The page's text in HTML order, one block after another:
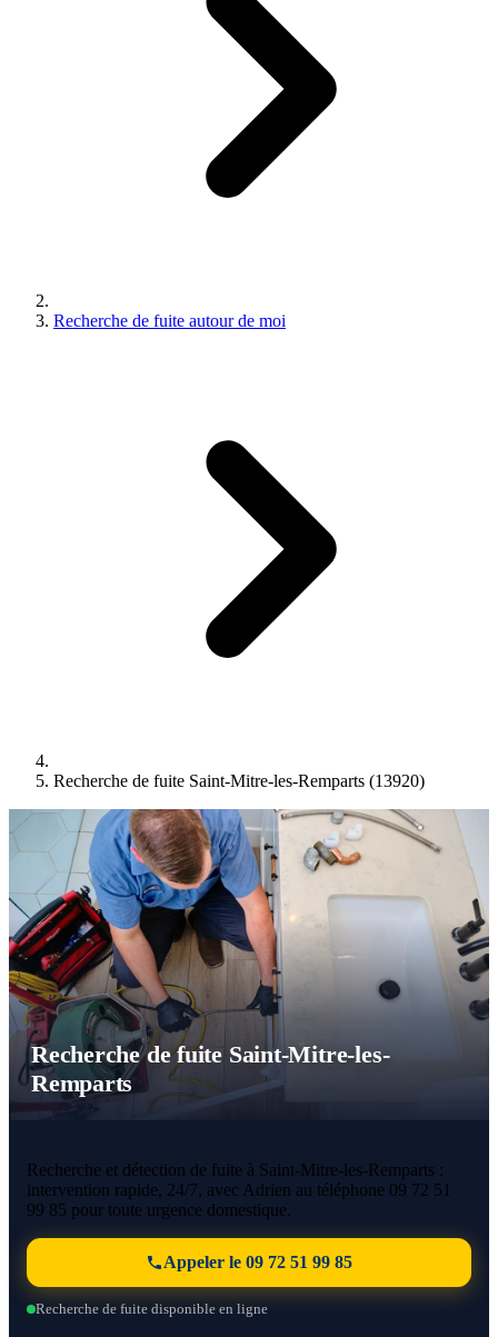
Recherche de fuite autour de moi
Recherche de fuite Saint-Mitre-les-Remparts (13920)
Recherche de fuite Saint-Mitre-les-
Remparts
Recherche et détection de fuite à Saint-Mitre-les-Remparts :
intervention rapide, 24/7, avec Adrien au téléphone 09 72 51
99 85 pour toute urgence domestique.
Appeler le 09 72 51 99 85
Recherche de fuite disponible en ligne